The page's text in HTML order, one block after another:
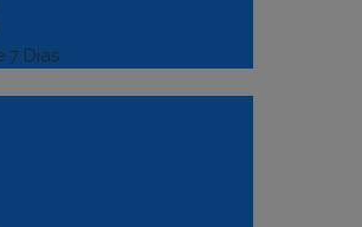
7 Dias